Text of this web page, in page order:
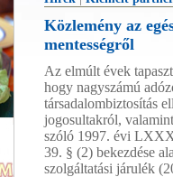
Közlemény az
mentességről
Az elmúlt évek
hogy nagyszámú
társadalombiztosítás
jogosultakról,
szóló 1997. évi
39. § (2) bekezdése
szolgáltatási járulék